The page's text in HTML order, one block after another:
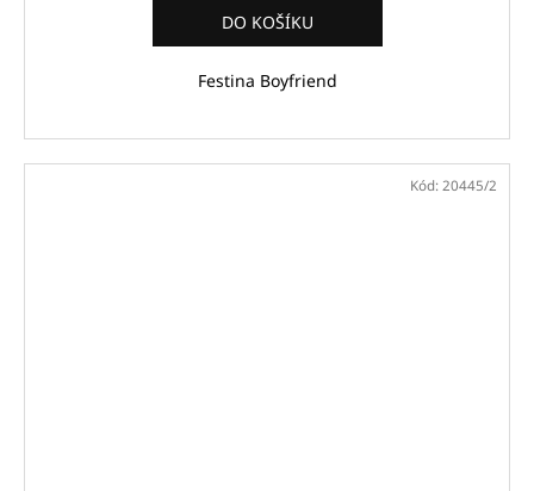
DO KOŠÍKU
Festina Boyfriend
Kód: 20445/2